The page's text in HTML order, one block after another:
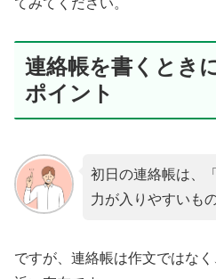
連絡帳を書くとき
ポイント
初日の連絡帳は、
力が入りやすいも
ですが、連絡帳は作文ではな